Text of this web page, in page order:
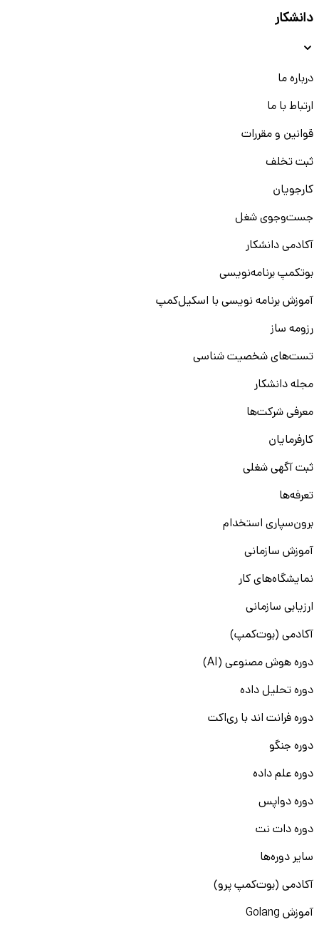
دانشکار
درباره ما
ارتباط با ما
قوانین و مقررات
ثبت تخلف
کارجویان
جست‌و‌جوی شغل
آکادمی دانشکار
بوتکمپ برنامه‌نویسی
آموزش برنامه نویسی با اسکیل‌کمپ
رزومه ساز
تست‌های شخصیت شناسی
مجله دانشکار
معرفی شرکت‌ها
کارفرمایان
ثبت آگهی شغلی
تعرفه‌ها
برون‌سپاری استخدام
آموزش سازمانی
نمایشگاه‌های کار
ارزیابی سازمانی
آکادمی (بوت‌کمپ)
دوره هوش مصنوعی (AI)
دوره تحلیل داده
دوره فرانت اند با ری‌اکت
دوره جنگو
دوره علم داده
دوره دواپس
دوره دات نت
سایر دوره‌ها
آکادمی (بوت‌کمپ پرو)
آموزش Golang